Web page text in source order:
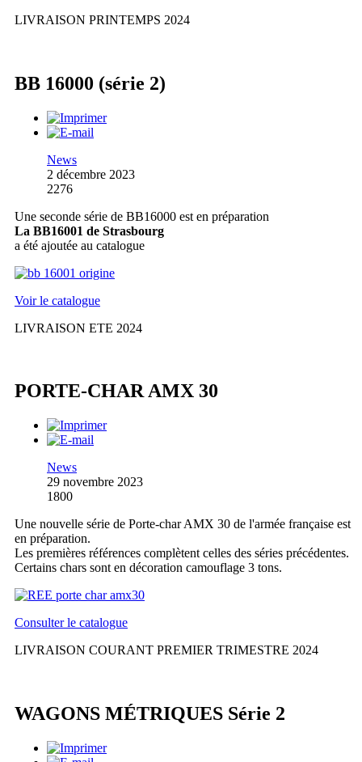
LIVRAISON PRINTEMPS 2024
BB 16000 (série 2)
News
2 décembre 2023
2276
Une seconde série de BB16000 est en préparation
La BB16001 de Strasbourg
a été ajoutée au catalogue
Voir le catalogue
LIVRAISON ETE 2024
PORTE-CHAR AMX 30
News
29 novembre 2023
1800
Une nouvelle série de Porte-char AMX 30 de l'armée française est
en préparation.
Les premières références complètent celles des séries précédentes.
Certains chars sont en décoration camouflage 3 tons.
Consulter le catalogue
LIVRAISON COURANT PREMIER TRIMESTRE 2024
WAGONS MÉTRIQUES Série 2